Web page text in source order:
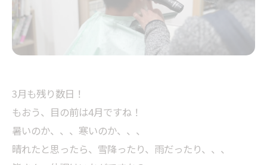
3月も残り数日！
もおう、目の前は4月ですね！
暑いのか、、、寒いのか、、、
晴れたと思ったら、雪降ったり、雨だったり、、、